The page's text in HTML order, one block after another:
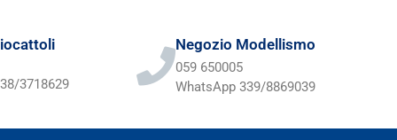
3718629
Negozio Modellismo
059 650005
WhatsApp 339/8869039